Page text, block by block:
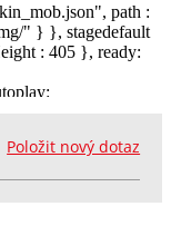
Položit nový dotaz